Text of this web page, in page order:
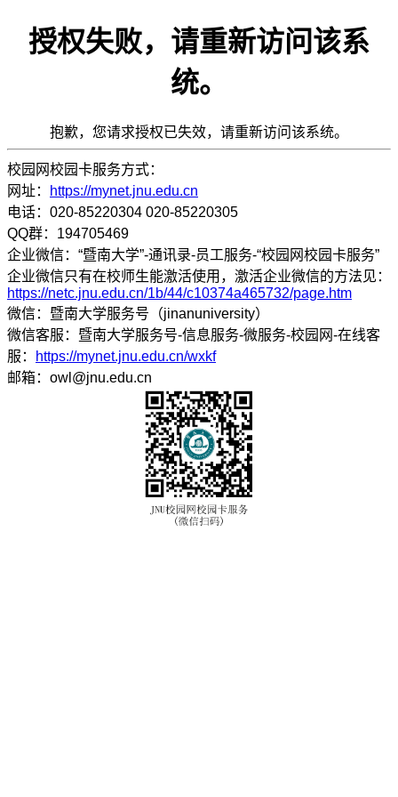
授权失败，请重新访问该系
统。
抱歉，您请求授权已失效，请重新访问该系统。
校园网校园卡服务方式：
网址：
https://mynet.jnu.edu.cn
电话：020-85220304 020-85220305
QQ群：194705469
企业微信：“暨南大学”-通讯录-员工服务-“校园网校园卡服务”
企业微信只有在校师生能激活使用，激活企业微信的方法见：
https://netc.jnu.edu.cn/1b/44/c10374a465732/page.htm
微信：暨南大学服务号（jinanuniversity）
微信客服：暨南大学服务号-信息服务-微服务-校园网-在线客
服：
https://mynet.jnu.edu.cn/wxkf
邮箱：owl@jnu.edu.cn